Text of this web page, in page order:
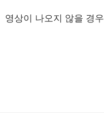
영상이 나오지 않을 경우